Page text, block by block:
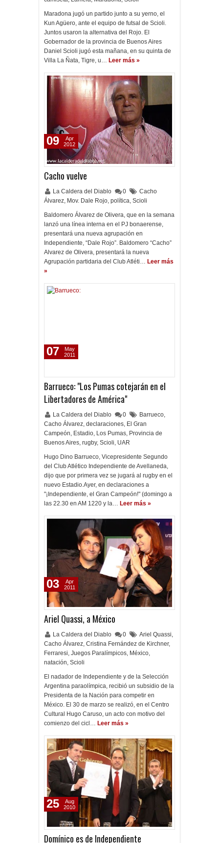
Maradona jugó un partido junto a su yerno, el
Kun Agüero, ante el equipo de futsal de Scioli.
Juntos usaron la alternativa del Rojo. El
Gobernador de la provincia de Buenos Aires
Daniel Scioli jugó esta mañana, en su quinta de
Villa La Ñata, Tigre, u… Leer más »
Cacho vuelve
La Caldera del Diablo 0
Cacho
Álvarez, Mov. Dale Rojo, política, Scioli
Baldomero Álvarez de Olivera, que en la semana
lanzó una línea interna en el PJ bonaerense,
presentará una nueva agrupación en
Independiente, “Dale Rojo”. Baldomero “Cacho”
Alvarez de Olivera, presentará la nueva
Agrupación partidaria del Club Atléti… Leer más
»
09
Apr
2012
Barrueco: "Los Pumas cotejarán en el
Libertadores de América"
La Caldera del Diablo 0 Barrueco,
Cacho Álvarez, declaraciones, El Gran
Campeón, Estadio, Los Pumas, Provincia de
Buenos Aires, rugby, Scioli, UAR
Hugo Dino Barrueco, Vicepresidente Segundo
del Club Atlético Independiente de Avellaneda,
dijo que por primera vez se jugará al rugby en el
nuevo Estadio.Ayer, en declaraciones a
"¡Independiente, el Gran Campeón!" (domingo a
las 22.30 en AM 1220 y la… Leer más »
07
May
2011
Ariel Quassi, a México
La Caldera del Diablo 0 Ariel Quassi,
Cacho Álvarez, Cristina Fernández de Kirchner,
Ferraresi, Juegos Paralímpicos, México,
natación, Scioli
El nadador de Independiente y de la Selección
Argentina paraolímpica, recibió un subsidio de la
Presidenta de la Nación para competir en
México. El 30 de marzo se realizó, en el Centro
Cultural Hugo Caruso, un acto con motivo del
comienzo del cicl… Leer más »
03
Apr
2011
Domínico es de Independiente
25
Aug
2010